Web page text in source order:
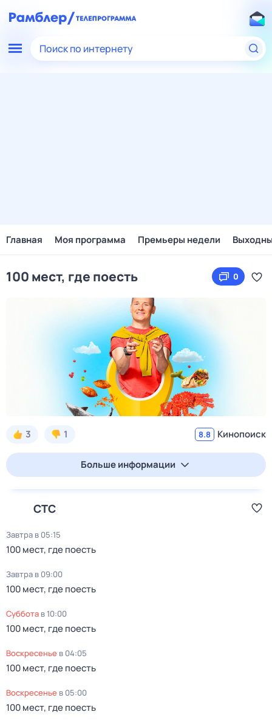
Поиск по интернету
Главная Моя программа Премьеры недели
100 мест, где поесть 0
3 1 8.8 Кинопоиск
Больше информации
СТС
Завтра в 05:15
100 мест, где поесть
Завтра в 09:00
100 мест, где поесть
суббота в10:00
100 мест, где поесть
воскресенье в 04:05
100 мест, где поесть
воскресенье в 05:00
100 мест, где поесть